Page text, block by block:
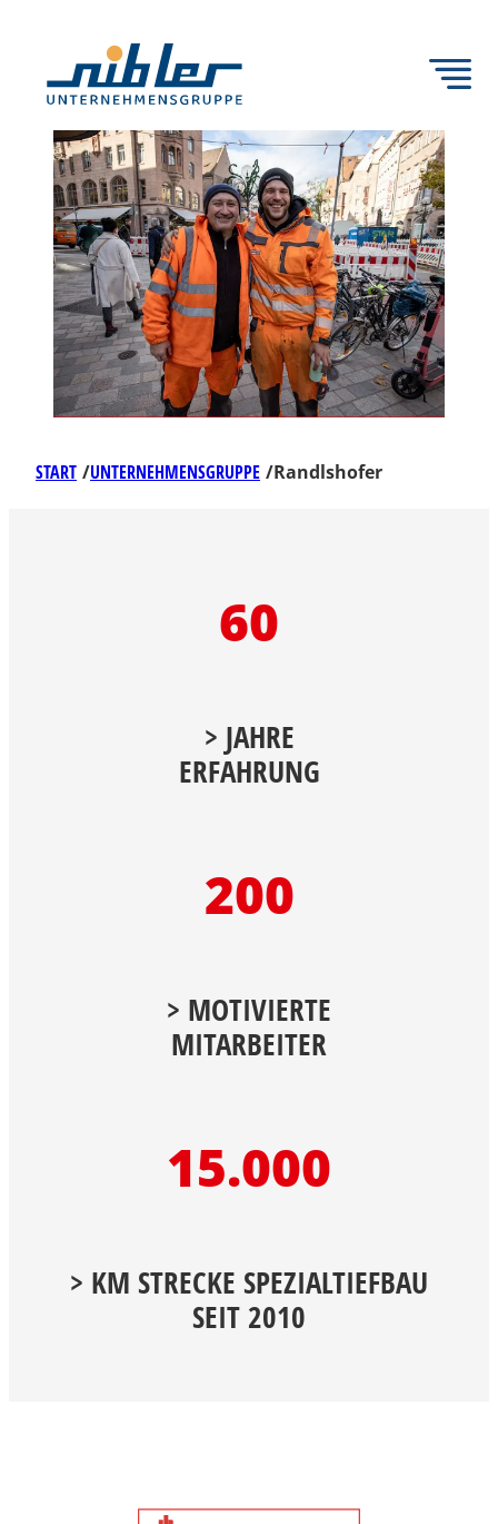
START /UNTERNEHMENSGRUPPE /Randlshofer
60
> JAHRE
ERFAHRUNG
200
> MOTIVIERTE
MITARBEITER
15.000
> KM STRECKE SPEZIALTIEFBAU
SEIT 2010